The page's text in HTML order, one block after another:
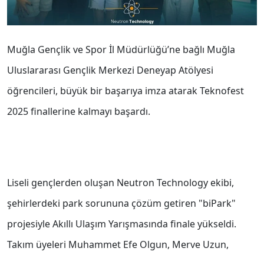
Muğla Gençlik ve Spor İl Müdürlüğü’ne bağlı Muğla
Uluslararası Gençlik Merkezi Deneyap Atölyesi
öğrencileri, büyük bir başarıya imza atarak Teknofest
2025 finallerine kalmayı başardı.
Liseli gençlerden oluşan Neutron Technology ekibi,
şehirlerdeki park sorununa çözüm getiren "biPark"
projesiyle Akıllı Ulaşım Yarışmasında finale yükseldi.
Takım üyeleri Muhammet Efe Olgun, Merve Uzun,